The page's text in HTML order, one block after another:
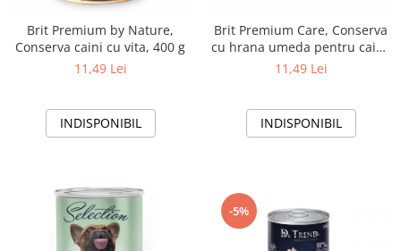
Brit Premium by Nature,
Conserva caini cu vita, 400 g
11,49 Lei
INDISPONIBIL
Brit Premium Care, Conserva
cu hrana umeda pentru caini,
porc, 400g
11,49 Lei
INDISPONIBIL
-5%